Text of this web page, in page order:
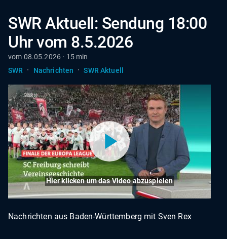
SWR Aktuell: Sendung 18:00
Uhr vom 8.5.2026
vom 08.05.2026 · 15 min
SWR
· Nachrichten · SWR Aktuell
Hier klicken um das Video abzuspielen
Nachrichten aus Baden-Württemberg mit Sven Rex